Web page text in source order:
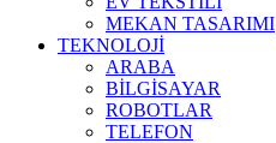
MEKAN TASARIMI
TEKNOLOJİ
ARABA
BİLGİSAYAR
ROBOTLAR
TELEFON